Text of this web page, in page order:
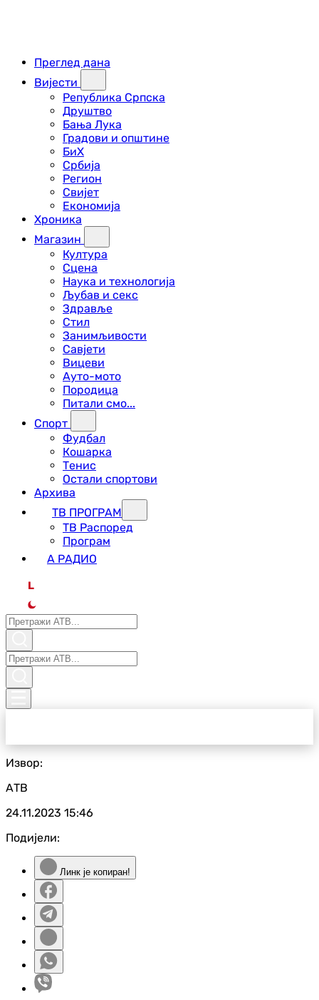
Преглед дана
Вијести
Република Српска
Друштво
Бања Лука
Градови и општине
БиХ
Србија
Регион
Свијет
Економија
Хроника
Магазин
Култура
Сцена
Наука и технологија
Љубав и секс
Здравље
Стил
Занимљивости
Савјети
Вицеви
Ауто-мото
Породица
Питали смо...
Спорт
Фудбал
Кошарка
Тенис
Остали спортови
Архива
ТВ ПРОГРАМ
ТВ Распоред
Програм
А РАДИО
L
Извор:
АТВ
24.11.2023 15:46
Подијели:
Линк је копиран!